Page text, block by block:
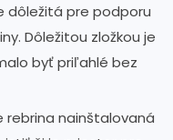
dôležitá pre podporu
Dôležitou zložkou je
byť priľahlé bez
rebrina nainštalovaná